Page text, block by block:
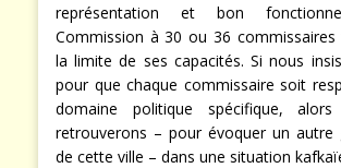
représentation et bon
Commission à 30 ou 36
la limite de ses capacités. Si nous
pour que chaque commissaire soit
domaine politique spécifique,
retrouverons – pour évoquer un autre
de cette ville – dans une situation